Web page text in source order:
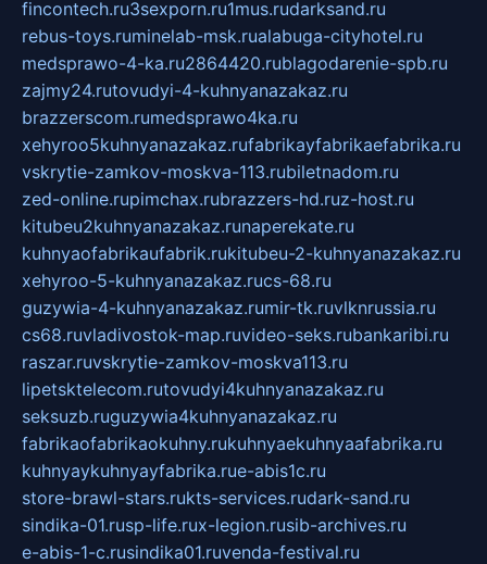
fincontech.ru3sexporn.ru1mus.rudarksand.ru
rebus-toys.ruminelab-msk.rualabuga-cityhotel.ru
medsprawo-4-ka.ru2864420.rublagodarenie-spb.ru
zajmy24.rutovudyi-4-kuhnyanazakaz.ru
brazzerscom.rumedsprawo4ka.ru
xehyroo5kuhnyanazakaz.rufabrikayfabrikaefabrika.ru
vskrytie-zamkov-moskva-113.rubiletnadom.ru
zed-online.rupimchax.rubrazzers-hd.ruz-host.ru
kitubeu2kuhnyanazakaz.runaperekate.ru
kuhnyaofabrikaufabrik.rukitubeu-2-kuhnyanazakaz.ru
xehyroo-5-kuhnyanazakaz.rucs-68.ru
guzywia-4-kuhnyanazakaz.rumir-tk.ruvlknrussia.ru
cs68.ruvladivostok-map.ruvideo-seks.rubankaribi.ru
raszar.ruvskrytie-zamkov-moskva113.ru
lipetsktelecom.rutovudyi4kuhnyanazakaz.ru
seksuzb.ruguzywia4kuhnyanazakaz.ru
fabrikaofabrikaokuhny.rukuhnyaekuhnyaafabrika.ru
kuhnyaykuhnyayfabrika.rue-abis1c.ru
store-brawl-stars.rukts-services.rudark-sand.ru
sindika-01.rusp-life.rux-legion.rusib-archives.ru
e-abis-1-c.rusindika01.ruvenda-festival.ru